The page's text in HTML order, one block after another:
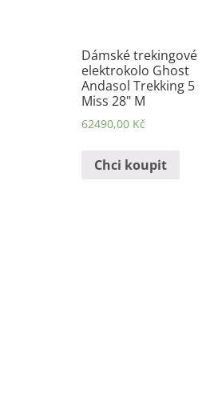
Dámské trekingové
elektrokolo Ghost
Andasol Trekking 5
Miss 28" M
62490,00 Kč
Chci koupit